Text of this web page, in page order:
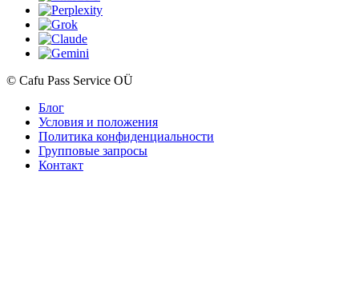
© Cafu Pass Service OÜ
Блог
Условия и положения
Политика конфиденциальности
Групповые запросы
Контакт